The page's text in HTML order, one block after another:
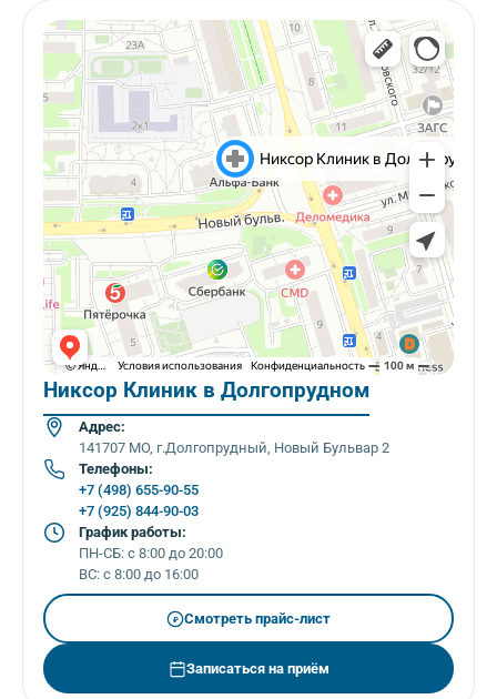
Никсор Клиник в Долгопрудном
Адрес:
141707 МО, г.Долгопрудный, Новый Бульвар 2
Телефоны:
+7 (498) 655-90-55
+7 (925) 844-90-03
График работы:
ПН-СБ: с 8:00 до 20:00
ВС: с 8:00 до 16:00
₽ Смотреть прайс-лист
Записаться на приём